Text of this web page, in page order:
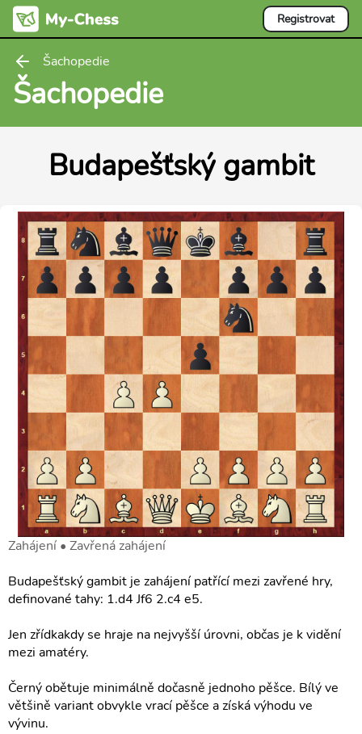
Registrovat
Šachopedie
Šachopedie
Budapešťský gambit
Zahájení • Zavřená zahájení
Budapešťský gambit je zahájení patřící mezi zavřené hry,
definované tahy: 1.d4 Jf6 2.c4 e5.
Jen zřídkakdy se hraje na nejvyšší úrovni, občas je k vidění
mezi amatéry.
Černý obětuje minimálně dočasně jednoho pěšce. Bílý ve
většině variant obvykle vrací pěšce a získá výhodu ve
vývinu.